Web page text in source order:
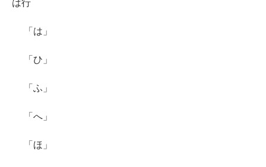
は行
「は」
「ひ」
「ふ」
「へ」
「ほ」